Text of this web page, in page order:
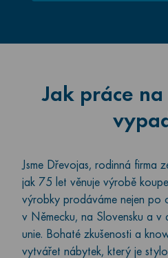
Jak práce
Jsme Dřevojas, rodinná firma
jak 75 let věnuje výrobě
výrobky prodáváme nejen po
v Německu, na Slovensku a v
unie. Bohaté zkušenosti a
vytvářet nábytek, který je